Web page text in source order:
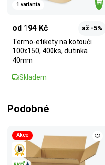
1 varianta
od 194 Kč až -5%
Termo-etikety na kotouči
100x150, 400ks, dutinka
40mm
Skladem
Podobné
Akce